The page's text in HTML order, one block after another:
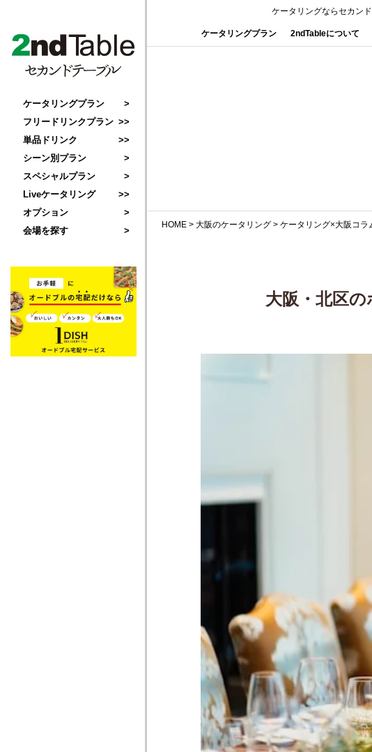
ケータリングならセカン
ケータリングプラン 2ndTableについて
ケータリングプラン
フリードリンクプラン
単品ドリンク
シーン別プラン
スペシャルプラン
Liveケータリング
オプション
会場を探す
HOME > 大阪のケータリング > ケータリング×大阪コラ
大阪・北区